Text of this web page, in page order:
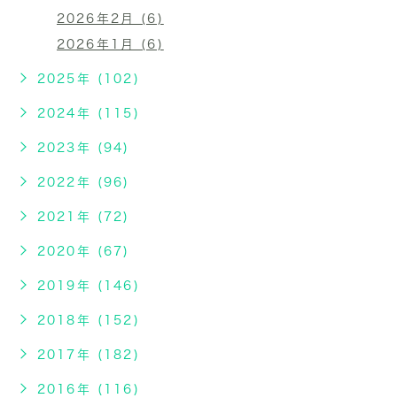
2026年2月 (6)
2026年1月 (6)
2025年 (102)
2024年 (115)
2023年 (94)
2022年 (96)
2021年 (72)
2020年 (67)
2019年 (146)
2018年 (152)
2017年 (182)
2016年 (116)